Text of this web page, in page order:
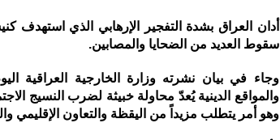
أدان العراق بشدة التفجير الإرهابي الذي
سقوط العديد من الضحايا والمصابين.
وجاء في بيان نشرته وزارة الخارجية العراقية
والمواقع الدينية يُعدّ محاولة خبيثة لضرب النسيج
وهو أمر يتطلب مزيداً من اليقظة والتعاون الإقليمي